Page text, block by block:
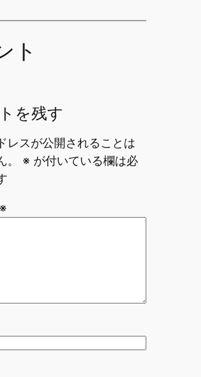
ト
を残す
レスが公開されることは
※ が付いている欄は必
※